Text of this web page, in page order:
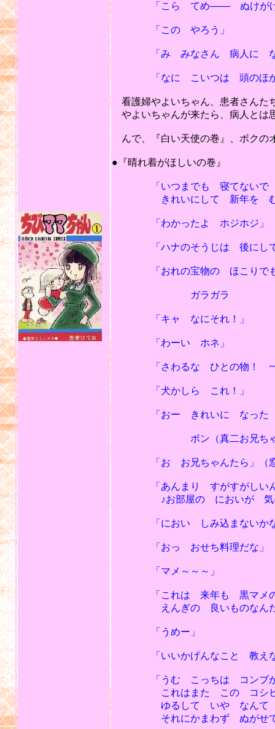
「こら てめ─── ぬけがけす
「この やろう」
「み みなさん 病人に なに
「なに こいつは 頭のほか
看護婦やよいちゃん、患者さんた
やよいちゃんが来たら、病人とは
んで、『白い天使の巻』、ボクの
●『晴れ着がほしいの巻』
「いつまでも 寝てないで 年
きれいにして 新年を むか
「わかったよ ホジホジ」
「ハナのそうじは 後にし
「おれの宝物の ほこりでも
ガラガラ
「キャ なにそれ！」
「わーい ホネ」
「さわるな ひとの物！ 一年
「犬かしら これ！」
「おー きれいに なった じ
ボン（真二お兄ちゃん
「お お兄ちゃんたら」（窓
「あんまり すがすがしいん
♪お部屋の においが 気にな
「におい しみ込まないかな──
「おっ おせち料理だな」
「マメ～～～」
「これは 来年も 黒マメのよ
えんぎの 良いものなんだ
「うめー」
「いいかげんなこと 教えな
「うむ こっちは コンブ
これはまた この コシヒモ
ゆるして いや なんて 抵
それにかまわず ぬがせて